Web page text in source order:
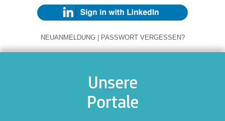
NEUANMELDUNG | PASSWORT VERGESSEN?
Unsere
Portale